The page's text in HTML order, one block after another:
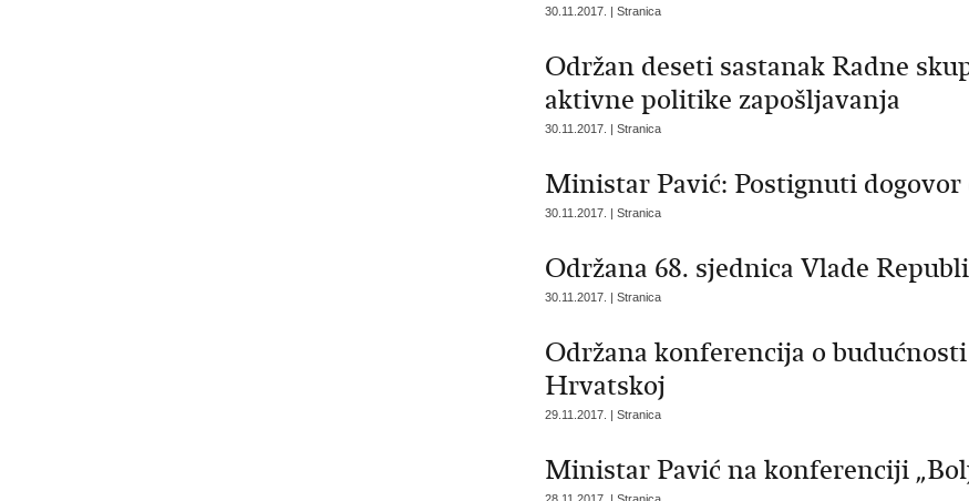
30.11.2017. | Stranica
Održan deseti sastanak Radne
aktivne politike zapošljavanja
30.11.2017. | Stranica
Ministar Pavić: Postignuti
30.11.2017. | Stranica
Održana 68. sjednica Vlade
30.11.2017. | Stranica
Održana konferencija o
Hrvatskoj
29.11.2017. | Stranica
Ministar Pavić na konferenciji